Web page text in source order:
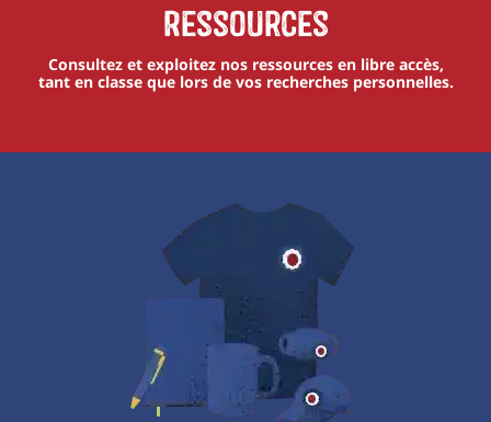
Ressources
Consultez et exploitez nos ressources en libre accès,
tant en classe que lors de vos recherches personnelles.